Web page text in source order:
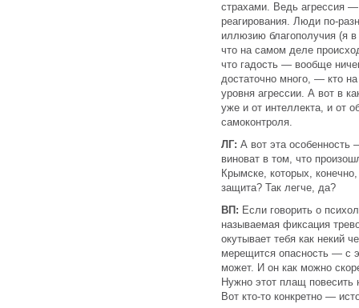
страхами. Ведь агрессия
реагирования. Люди по-
иллюзию благополучия (я
что на самом деле
что гадость — вообще
достаточно много, — кто
уровня агрессии. А вот в
уже и от интеллекта, и от
самоконтроля.
ЛГ: А вот эта особенность
виноват в том, что
Крымске, которых,
защита? Так легче, да?
ВП: Если говорить о
называемая фиксация
окутывает тебя как некий
мерещится опасность — с
может. И он как можно
Нужно этот плащ повесить
Вот кто-то конкретно —